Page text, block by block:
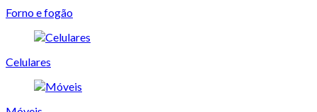
Forno e fogão
Celulares